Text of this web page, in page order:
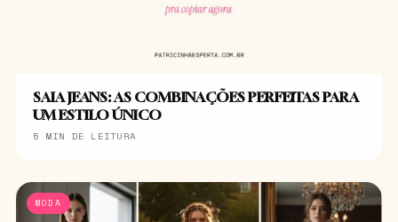
SAIA JEANS: AS COMBINAÇÕES PERFEITAS PARA
UM ESTILO ÚNICO
5 MIN DE LEITURA
MODA